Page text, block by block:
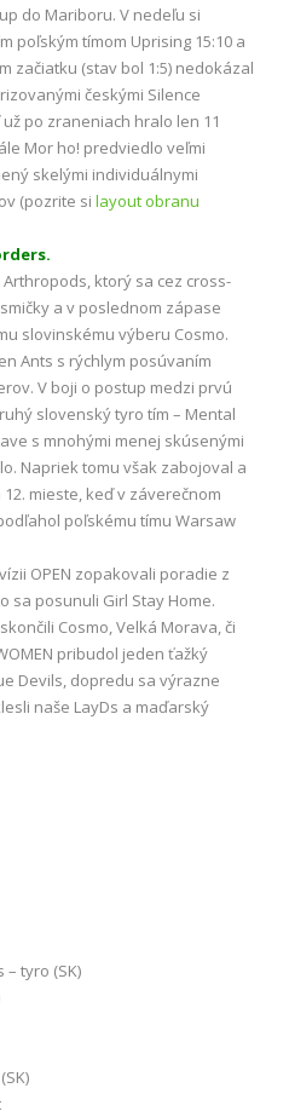
do Mariboru. V nedeľu si
poľským tímom Uprising 15:10 a
začiatku (stav bol 1:5) nedokázal
českými Silence
po zraneniach hralo len 11
Mor ho! predviedlo veľmi
skelými individuálnymi
(pozrite si layout obranu
ktorý sa cez cross-
a v poslednom zápase
slovinskému výberu Cosmo.
Ants s rýchlym posúvaním
V boji o postup medzi prvú
slovenský tyro tím – Mental
s mnohými menej skúsenými
Napriek tomu však zabojoval a
mieste, keď v záverečnom
poľskému tímu Warsaw
OPEN zopakovali poradie z
sa posunuli Girl Stay Home.
Cosmo, Velká Morava, či
pribudol jeden ťažký
Devils, dopredu sa výrazne
naše LayDs a maďarský
– tyro (SK)